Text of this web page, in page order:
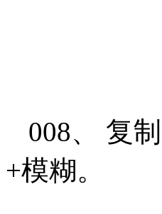
008、 复
+模糊。